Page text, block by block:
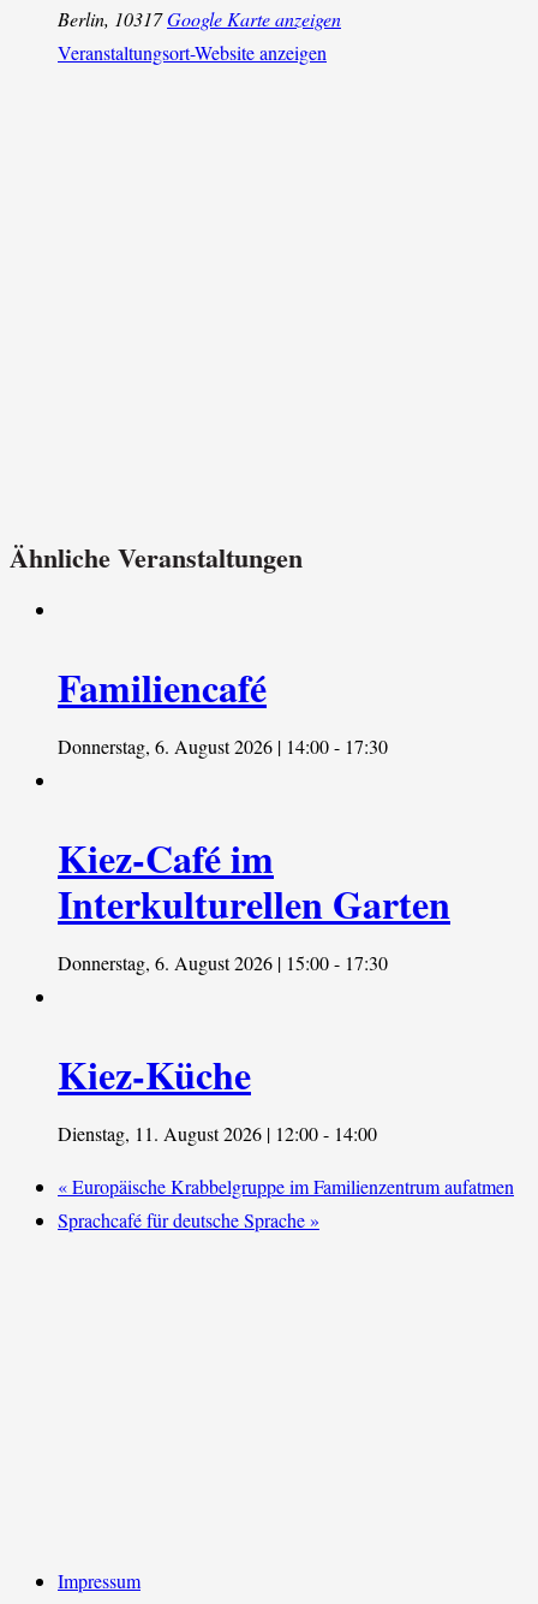
Berlin, 10317Google Karte anzeigen
Veranstaltungsort-Website anzeigen
Ähnliche Veranstaltungen
Familiencafé
Donnerstag, 6. August 2026 | 14:00- 17:30
Kiez-Café im
Interkulturellen Garten
Donnerstag, 6. August 2026 | 15:00- 17:30
Kiez-Küche
Dienstag, 11. August 2026 | 12:00- 14:00
«Europäische Krabbelgruppe im Familienzentrum aufatmen
Sprachcafé für deutsche Sprache»
Impressum